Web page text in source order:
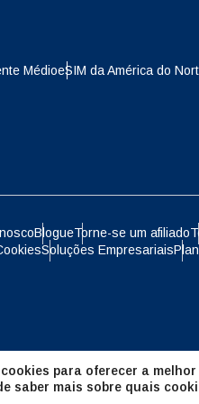
MédioeSIM da América do
BlogueTorne-se um afiliado
Soluções Empresariais
Polski
简体中文
CAD - Dólar Canadense
CHF - Franco Suíço
para oferecer a
saber mais sobre quais